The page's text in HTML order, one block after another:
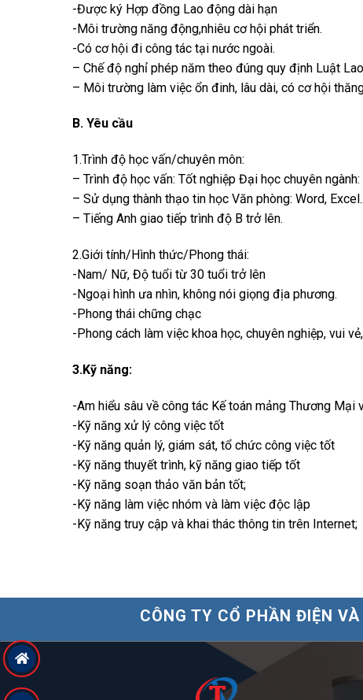
-Được ký Hợp đồng Lao động dài hạn
-Môi trường năng động,nhiêu cơ hội phát triển.
-Có cơ hội đi công tác tại nước ngoài.
– Chế độ nghỉ phép năm theo đúng quy định Luật
– Môi trường làm việc ổn đinh, lâu dài, có cơ hội
B. Yêu cầu
1.Trình độ học vấn/chuyên môn:
– Trình độ học vấn: Tốt nghiệp Đại học chuyên
– Sử dụng thành thạo tin học Văn phòng: Word,
– Tiếng Anh giao tiếp trình độ B trở lên.
2.Giới tính/Hình thức/Phong thái:
-Nam/ Nữ, Độ tuổi từ 30 tuổi trở lên
-Ngoại hình ưa nhìn, không nói giọng địa phương.
-Phong thái chững chạc
-Phong cách làm việc khoa học, chuyên nghiệp, vui
3.Kỹ năng:
-Am hiểu sâu về công tác Kế toán mảng Thương Mại
-Kỹ năng xử lý công việc tốt
-Kỹ năng quản lý, giám sát, tổ chức công việc tốt
-Kỹ năng thuyết trình, kỹ năng giao tiếp tốt
-Kỹ năng soạn thảo văn bản tốt;
-Kỹ năng làm việc nhóm và làm việc độc lập
-Kỹ năng truy cập và khai thác thông tin trên Internet;
CÔNG TY CỔ PHẦN ĐIỆN